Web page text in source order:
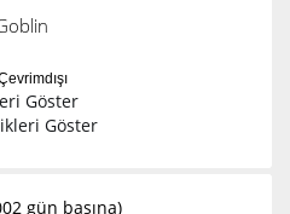
Göster
Göster
gün başına)